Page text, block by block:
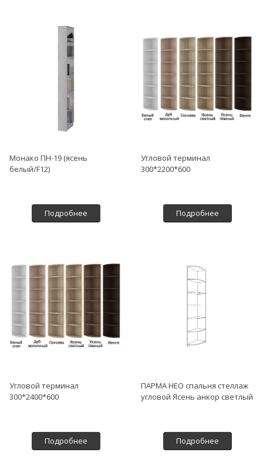
Монако ПН-19 (ясень
белый/F12)
Подробнее
Угловой терминал
300*2200*600
Подробнее
Угловой терминал
300*2400*600
Подробнее
ПАРМА НЕО спальня стеллаж
угловой Ясень анкор светлый
Подробнее